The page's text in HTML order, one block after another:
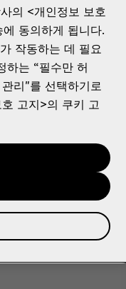
고 맑은
의 <개인정보 보호
동의하게 됩니다.
작동하는 데 필요
하는 “필수만 허
리"를 선택하기로
고지>의 쿠키 고